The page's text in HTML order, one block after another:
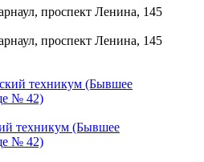
проспект Ленина, 145
проспект Ленина, 145
техникум (Бывшее
№ 42)